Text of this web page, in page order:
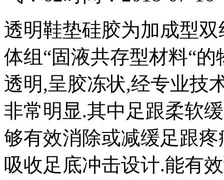
透明鞋垫硅胶为加成型
体组“固液共存型材料“
透明,呈胶冻状,经专业技
非常明显.其中足跟柔软
够有效消除或减缓足跟
吸收足底冲击设计.能有